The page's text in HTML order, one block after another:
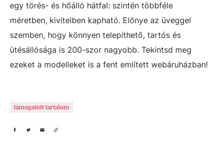
egy törés- és hőálló hátfal: szintén többféle
méretben, kivitelben kapható. Előnye az üveggel
szemben, hogy könnyen telepíthető, tartós és
ütésállósága is 200-szor nagyobb. Tekintsd meg
ezeket a modelleket is a fent említett webáruházban!
támogatott tartalom